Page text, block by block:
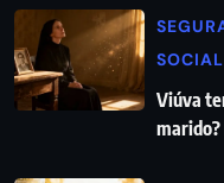
SOCIAL
Viúva
marido?